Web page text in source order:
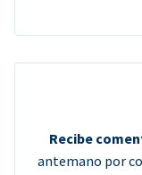
Recibe
antemano por